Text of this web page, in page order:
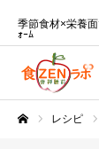
季節食材×栄養
ｫｰﾑ
レシピ